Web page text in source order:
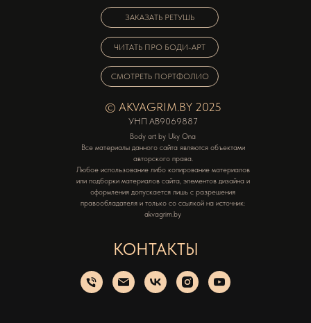
Body art by Uky Ona
Все материалы данного сайта являются объектами
авторского права.
Любое использование либо копирование материалов
или подборки материалов сайта, элементов дизайна и
оформления допускается лишь с разрешения
правообладателя и только со ссылкой на источник:
akvagrim.by
© AKVAGRIM.BY 2025
УНП AB9069887
ЗАКАЗАТЬ РЕТУШЬ
ЧИТАТЬ ПРО БОДИ-АРТ
СМОТРЕТЬ ПОРТФОЛИО
КОНТАКТЫ